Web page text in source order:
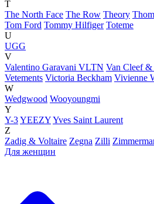
T
The North Face The Row Theory
Tom Ford Tommy Hilfiger Toteme
U
UGG
V
Valentino Garavani VLTN Van Cleef &
Vetements Victoria Beckham Vivienne
W
Wedgwood Wooyoungmi
Y
Y-3YEEZYYves Saint Laurent
Z
Zadig & Voltaire Zegna Zilli
Для женщин